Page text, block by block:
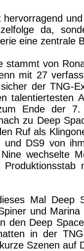
da,
eine zentrale
stammt von
mit 27
der TNG-
talentiertesten
Ende der
zu Deep
Ruf als
und DS9 von
wechselte
Mal Deep
und Marina
den Deep
in der
kurze Szenen auf